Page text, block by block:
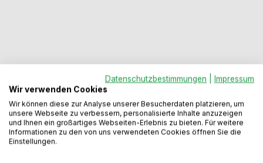
Regulärer Preis:
64,99 €
Preise inkl. MwSt. zzgl. Versandkosten
Datenschutzbestimmungen
Impressum
Wir verwenden Cookies
Wir können diese zur Analyse unserer Besucherdaten platzieren, um
unsere Webseite zu verbessern, personalisierte Inhalte anzuzeigen
und Ihnen ein großartiges Webseiten-Erlebnis zu bieten. Für weitere
Informationen zu den von uns verwendeten Cookies öffnen Sie die
Einstellungen.